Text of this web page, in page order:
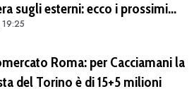
sugli esterni: ecco i prossimi
Roma: per Cacciamani la
del Torino è di 15+5 milioni